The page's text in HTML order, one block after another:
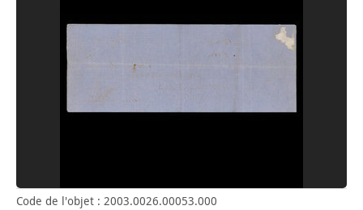
Code de l'objet : 2003.0026.00053.000